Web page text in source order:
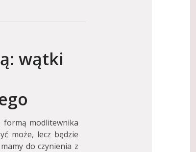
wątki
formą modlitewnika
może, lecz będzie
do czynienia z